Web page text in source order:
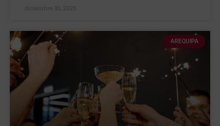
diciembre 30, 2025
AREQUIPA